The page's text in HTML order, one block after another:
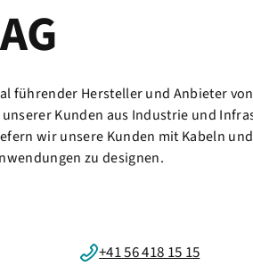
führender Hersteller und Anbieter
Kunden aus Industrie und
wir unsere Kunden mit Kabeln
zu designen.
+41 56 418 15 15